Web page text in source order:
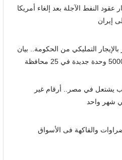
عقود النفط الآجلة بعد إلغاء أمريكا
إيران
التمليكي من الحكومة.. بيان
يشتعل في مصر.. أرقام غير
شهر واحد
والفاكهة فى الأسواق